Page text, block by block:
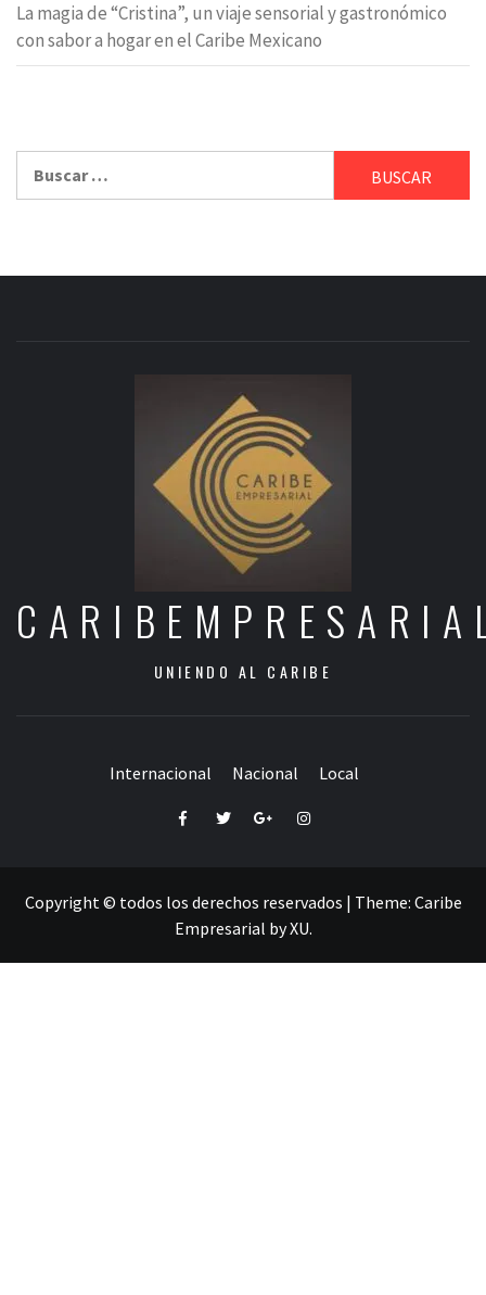
La magia de “Cristina”, un viaje sensorial y gastronómico
con sabor a hogar en el Caribe Mexicano
UNIENDO AL CARIBE
Internacional Nacional Local
FacebookTwitterGoogle+Instagram
Copyright © todos los derechos reservados | Theme: Caribe
Empresarial byXU.